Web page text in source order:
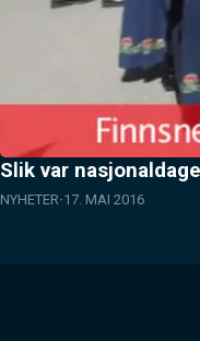
Slik var
NYHETER 17. MAI 2016